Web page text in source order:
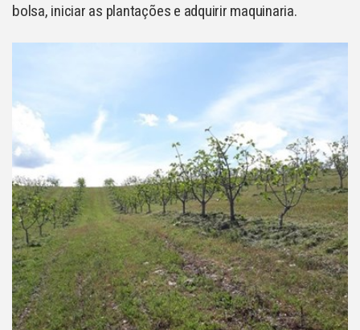
bolsa, iniciar as plantações e adquirir maquinaria.